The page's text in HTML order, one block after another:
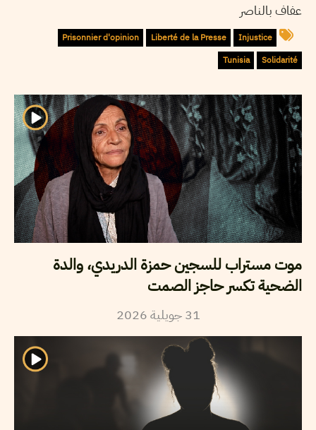
عفاف بالناصر
Injustice
Liberté de la Presse
Prisonnier d'opinion
Solidarité
Tunisia
موت مستراب للسجين حمزة الدريدي، والدة
الضحية تكسر حاجز الصمت
31 جويلية2026